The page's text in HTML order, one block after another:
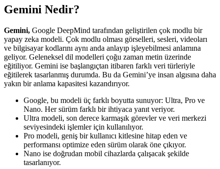
Gemini Nedir?
Gemini, Google DeepMind tarafından geliştirilen çok modlu bir
yapay zeka modeli. Çok modlu olması görselleri, sesleri, videoları
ve bilgisayar kodlarını aynı anda anlayıp işleyebilmesi anlamına
geliyor. Geleneksel dil modelleri çoğu zaman metin üzerinde
eğitiliyor. Gemini ise başlangıçtan itibaren farklı veri türleriyle
eğitilerek tasarlanmış durumda. Bu da Gemini’ye insan algısına daha
yakın bir anlama kapasitesi kazandırıyor.
Google, bu modeli üç farklı boyutta sunuyor: Ultra, Pro ve
Nano. Her sürüm farklı bir ihtiyaca yanıt veriyor.
Ultra modeli, son derece karmaşık görevler ve veri merkezi
seviyesindeki işlemler için kullanılıyor.
Pro modeli, geniş bir kullanıcı kitlesine hitap eden ve
performansı optimize eden sürüm olarak öne çıkıyor.
Nano ise doğrudan mobil cihazlarda çalışacak şekilde
tasarlanıyor.